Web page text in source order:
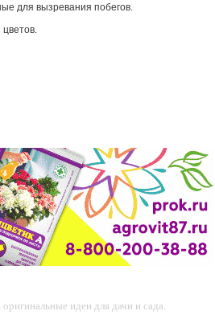
для вызревания побегов.
цветов.
идеи для дачи и сада.